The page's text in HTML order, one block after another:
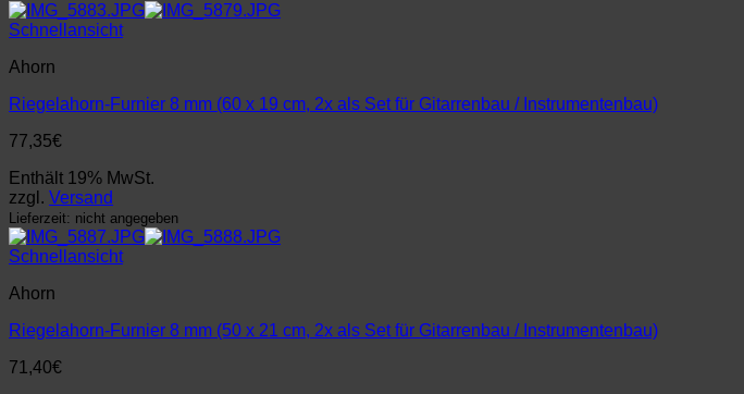
Schnellansicht
Ahorn
Riegelahorn-Furnier 8 mm (60 x 19 cm, 2x als Set für Gitarrenbau / Instrumentenbau)
77,35€
Enthält 19% MwSt.
zzgl. Versand
Lieferzeit: nicht angegeben
Schnellansicht
Ahorn
Riegelahorn-Furnier 8 mm (50 x 21 cm, 2x als Set für Gitarrenbau / Instrumentenbau)
71,40€